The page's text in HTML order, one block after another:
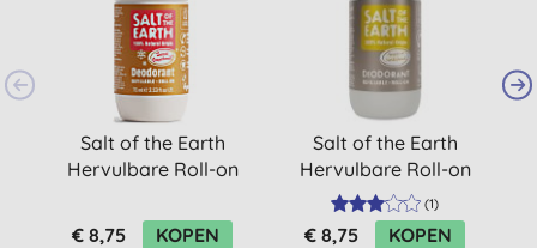
Salt of the Earth
Hervulbare Roll-on
Gingerbread
€ 8,75 KOPEN
Salt of the Earth
Hervulbare Roll-on
Deodorant - Amber &
Sandelhout
(1)
€ 8,75 KOPEN